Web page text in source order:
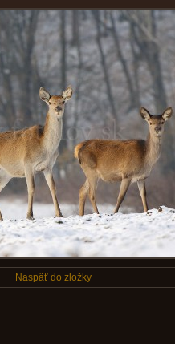
Naspäť do zložky